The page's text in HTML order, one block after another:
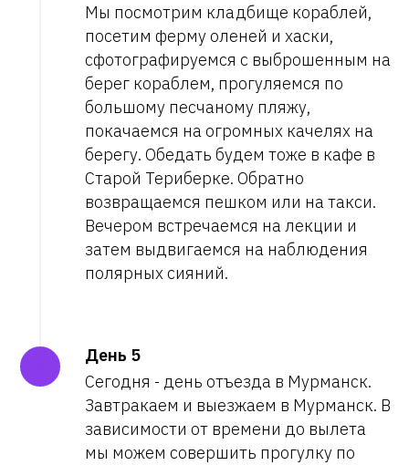
Мы посмотрим кладбище кораблей,
посетим ферму оленей и хаски,
сфотографируемся с выброшенным на
берег кораблем, прогуляемся по
большому песчаному пляжу,
покачаемся на огромных качелях на
берегу. Обедать будем тоже в кафе в
Старой Териберке. Обратно
возвращаемся пешком или на такси.
Вечером встречаемся на лекции и
затем выдвигаемся на наблюдения
полярных сияний.
День 5
Сегодня - день отъезда в Мурманск.
Завтракаем и выезжаем в Мурманск. В
зависимости от времени до вылета
мы можем совершить прогулку по